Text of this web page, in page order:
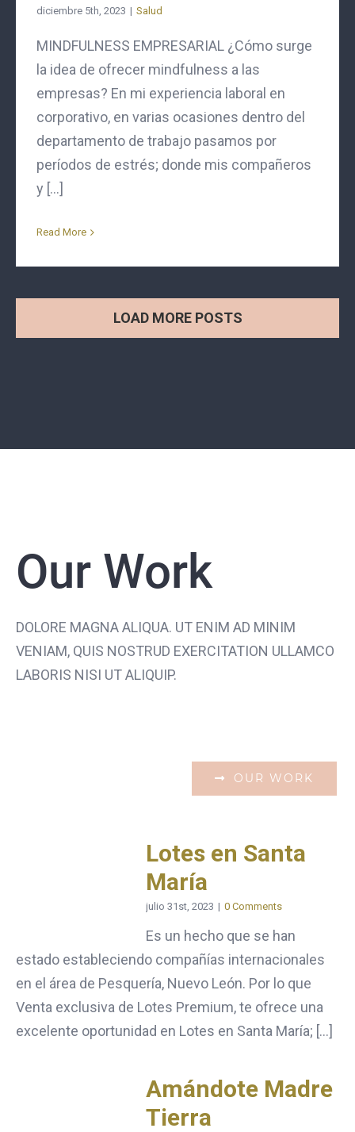
diciembre 5th, 2023 | Salud
MINDFULNESS EMPRESARIAL ¿Cómo surge
la idea de ofrecer mindfulness a las
empresas? En mi experiencia laboral en
corporativo, en varias ocasiones dentro del
departamento de trabajo pasamos por
períodos de estrés; donde mis compañeros
y [...]
Read More
LOAD MORE POSTS
Our Work
DOLORE MAGNA ALIQUA. UT ENIM AD MINIM
VENIAM, QUIS NOSTRUD EXERCITATION ULLAMCO
LABORIS NISI UT ALIQUIP.
OUR WORK
Lotes en Santa
María
julio 31st, 2023 | 0 Comments
Es un hecho que se han
estado estableciendo compañías internacionales
en el área de Pesquería, Nuevo León. Por lo que
Venta exclusiva de Lotes Premium, te ofrece una
excelente oportunidad en Lotes en Santa María; [...]
Amándote Madre
Tierra